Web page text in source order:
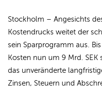
Stockholm – Angesichts
Kostendrucks weitet der
sein Sparprogramm aus.
Kosten nun um 9 Mrd.
das unveränderte
Zinsen, Steuern und